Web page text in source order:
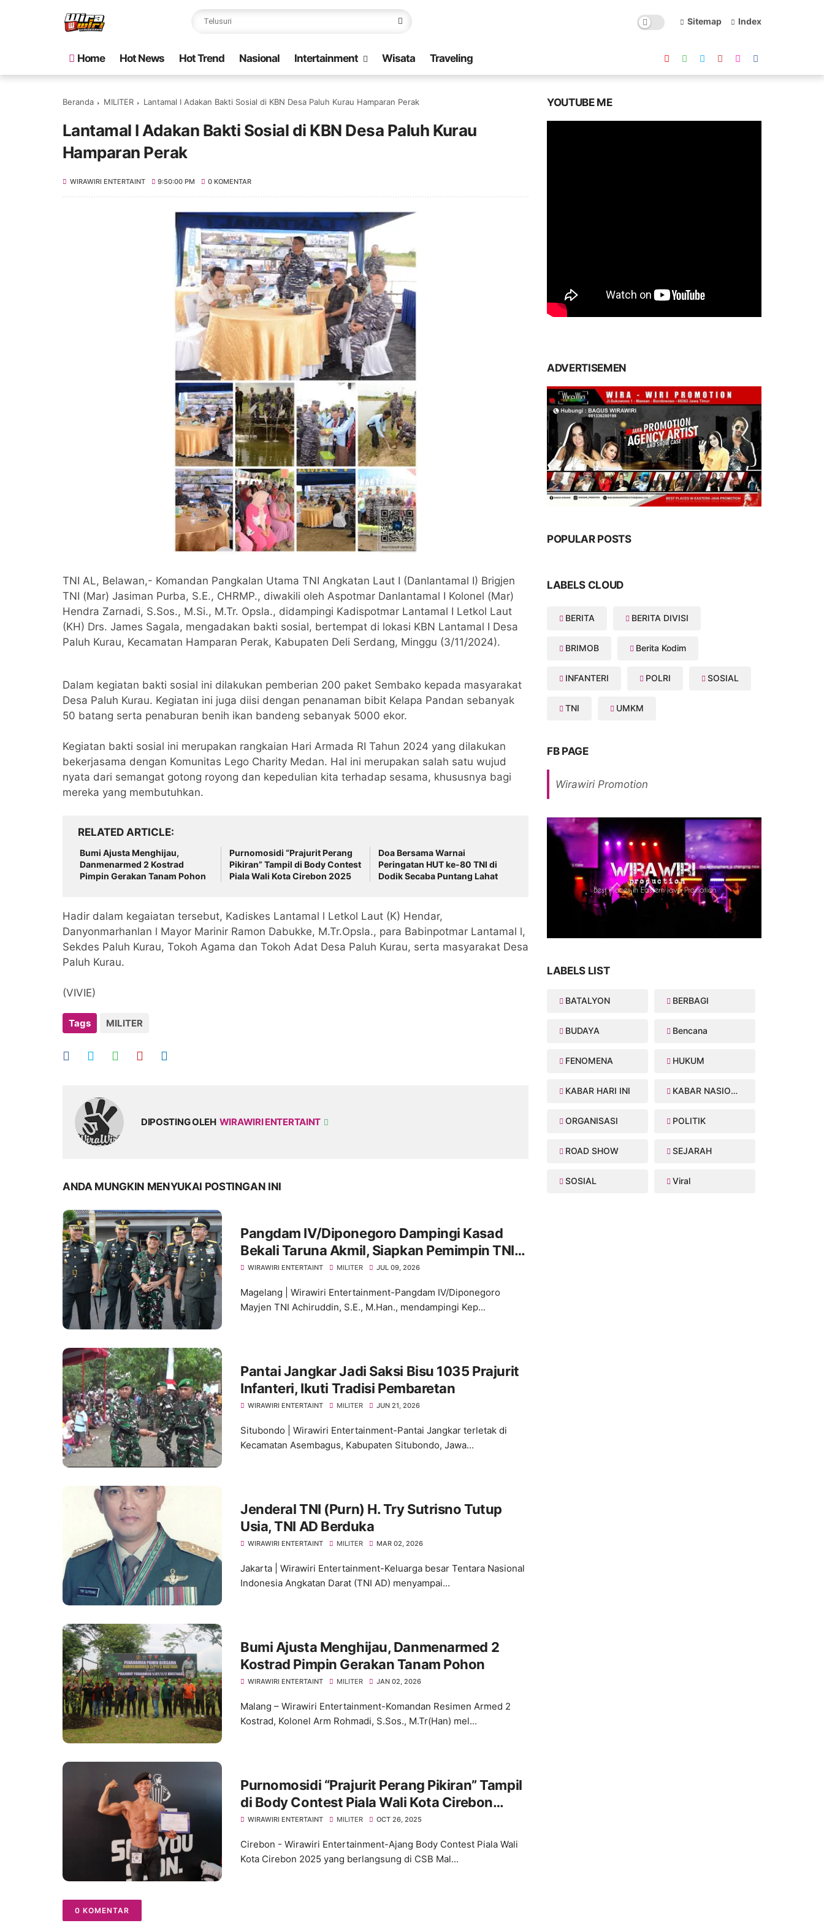
Sitemap Index
Home Hot News Hot Trend Nasional Intertainment Wisata Traveling
Beranda MILITER Lantamal I Adakan Bakti Sosial di KBN Desa Paluh Kurau Hamparan Perak
Lantamal I Adakan Bakti Sosial di KBN Desa Paluh Kurau
Hamparan Perak
WIRAWIRI ENTERTAINT 9:50:00 PM 0 KOMENTAR
TNI AL, Belawan,- Komandan Pangkalan Utama TNI Angkatan Laut I (Danlantamal I) Brigjen
TNI (Mar) Jasiman Purba, S.E., CHRMP., diwakili oleh Aspotmar Danlantamal I Kolonel (Mar)
Hendra Zarnadi, S.Sos., M.Si., M.Tr. Opsla., didampingi Kadispotmar Lantamal I Letkol Laut
(KH) Drs. James Sagala, mengadakan bakti sosial, bertempat di lokasi KBN Lantamal I Desa
Paluh Kurau, Kecamatan Hamparan Perak, Kabupaten Deli Serdang, Minggu (3/11/2024).
Dalam kegiatan bakti sosial ini dilakukan pemberian 200 paket Sembako kepada masyarakat
Desa Paluh Kurau. Kegiatan ini juga diisi dengan penanaman bibit Kelapa Pandan sebanyak
50 batang serta penaburan benih ikan bandeng sebanyak 5000 ekor.
Kegiatan bakti sosial ini merupakan rangkaian Hari Armada RI Tahun 2024 yang dilakukan
bekerjasama dengan Komunitas Lego Charity Medan. Hal ini merupakan salah satu wujud
nyata dari semangat gotong royong dan kepedulian kita terhadap sesama, khususnya bagi
mereka yang membutuhkan.
RELATED ARTICLE
Bumi Ajusta Menghijau,
Danmenarmed 2 Kostrad
Pimpin Gerakan Tanam Pohon
Purnomosidi “Prajurit Perang
Pikiran” Tampil di Body Contest
Piala Wali Kota Cirebon 2025
Doa Bersama Warnai
Peringatan HUT ke-80 TNI di
Dodik Secaba Puntang Lahat
Hadir dalam kegaiatan tersebut, Kadiskes Lantamal l Letkol Laut (K) Hendar,
Danyonmarhanlan l Mayor Marinir Ramon Dabukke, M.Tr.Opsla., para Babinpotmar Lantamal l,
Sekdes Paluh Kurau, Tokoh Agama dan Tokoh Adat Desa Paluh Kurau, serta masyarakat Desa
Paluh Kurau.
(VIVIE)
Tags MILITER
DIPOSTING OLEH WIRAWIRI ENTERTAINT
ANDA MUNGKIN MENYUKAI POSTINGAN INI
Pangdam IV/Diponegoro Dampingi Kasad
Bekali Taruna Akmil, Siapkan Pemimpin TNI
AD Menuju Indonesia Emas 2045
WIRAWIRI ENTERTAINT MILITER JUL 09, 2026
Magelang | Wirawiri Entertainment-Pangdam IV/Diponegoro
Mayjen TNI Achiruddin, S.E., M.Han., mendampingi Kep...
Pantai Jangkar Jadi Saksi Bisu 1035 Prajurit
Infanteri, Ikuti Tradisi Pembaretan
WIRAWIRI ENTERTAINT MILITER JUN 21, 2026
Situbondo | Wirawiri Entertainment-Pantai Jangkar terletak di
Kecamatan Asembagus, Kabupaten Situbondo, Jawa...
Jenderal TNI (Purn) H. Try Sutrisno Tutup
Usia, TNI AD Berduka
WIRAWIRI ENTERTAINT MILITER MAR 02, 2026
Jakarta | Wirawiri Entertainment-Keluarga besar Tentara Nasional
Indonesia Angkatan Darat (TNI AD) menyampai...
Bumi Ajusta Menghijau, Danmenarmed 2
Kostrad Pimpin Gerakan Tanam Pohon
WIRAWIRI ENTERTAINT MILITER JAN 02, 2026
Malang – Wirawiri Entertainment-Komandan Resimen Armed 2
Kostrad, Kolonel Arm Rohmadi, S.Sos., M.Tr(Han) mel...
Purnomosidi “Prajurit Perang Pikiran” Tampil
di Body Contest Piala Wali Kota Cirebon
2025
WIRAWIRI ENTERTAINT MILITER OCT 26, 2025
Cirebon - Wirawiri Entertainment-Ajang Body Contest Piala Wali
Kota Cirebon 2025 yang berlangsung di CSB Mal...
0 KOMENTAR
YOUTUBE ME
ADVERTISEMEN
POPULAR POSTS
LABELS CLOUD
BERITA BERITA DIVISI
BRIMOB Berita Kodim
INFANTERI POLRI SOSIAL
TNI UMKM
FB PAGE
Wirawiri Promotion
LABELS LIST
BATALYON BERBAGI
BUDAYA Bencana
FENOMENA HUKUM
KABAR HARI INI KABAR NASIONAL
ORGANISASI POLITIK
ROAD SHOW SEJARAH
SOSIAL Viral